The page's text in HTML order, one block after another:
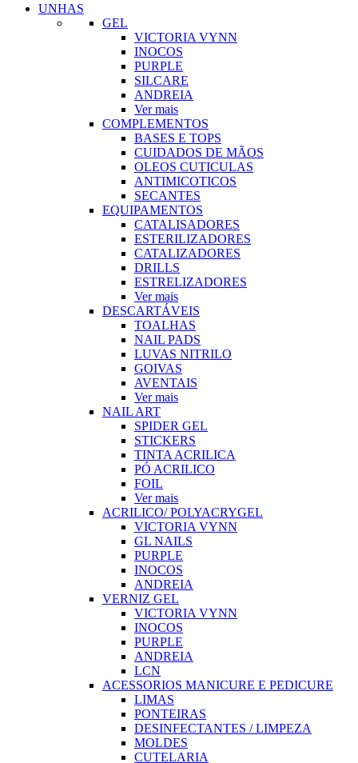
UNHAS
GEL
VICTORIA VYNN
INOCOS
PURPLE
SILCARE
ANDREIA
Ver mais
COMPLEMENTOS
BASES E TOPS
CUIDADOS DE MÃOS
OLEOS CUTICULAS
ANTIMICOTICOS
SECANTES
EQUIPAMENTOS
CATALISADORES
ESTERILIZADORES
CATALIZADORES
DRILLS
ESTRELIZADORES
Ver mais
DESCARTÁVEIS
TOALHAS
NAIL PADS
LUVAS NITRILO
GOIVAS
AVENTAIS
Ver mais
NAIL ART
SPIDER GEL
STICKERS
TINTA ACRILICA
PÓ ACRILICO
FOIL
Ver mais
ACRILICO/ POLYACRYGEL
VICTORIA VYNN
GL NAILS
PURPLE
INOCOS
ANDREIA
VERNIZ GEL
VICTORIA VYNN
INOCOS
PURPLE
ANDREIA
LCN
ACESSORIOS MANICURE E PEDICURE
LIMAS
PONTEIRAS
DESINFECTANTES / LIMPEZA
MOLDES
CUTELARIA